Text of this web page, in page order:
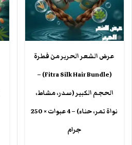
عرض الشعر الحرير من فطرة
(Fitra Silk Hair Bundle) –
الحجم الكبير (سدر، مشاط،
نواة تمر، حناء) – 4 عبوات × 250
جرام